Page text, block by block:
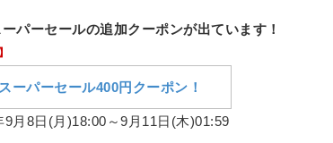
パーセールの追加クーポンが出ています！
ーパーセール400円クーポン！
9月8日(月)18:00～9月11日(木)01:59